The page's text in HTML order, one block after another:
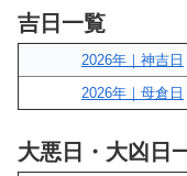
吉日一覧
2026年｜神吉日
2026年｜母倉日
大悪日・大凶日